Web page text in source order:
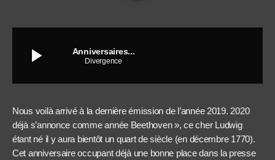
play_arrow Anniversaires...
Divergence
Nous voilà arrivé à la dernière émission de l’année 2019. 2020
déjà s’annonce comme année Beethoven », ce cher Ludwig
étant né il y aura bientôt un quart de siècle (en décembre 1770).
Cet anniversaire occupant déjà une bonne place dans la presse